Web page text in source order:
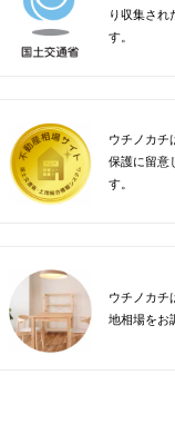
り収集され
す。
ウチノカチ
保護に留意
す。
ウチノカチ
地相場をお